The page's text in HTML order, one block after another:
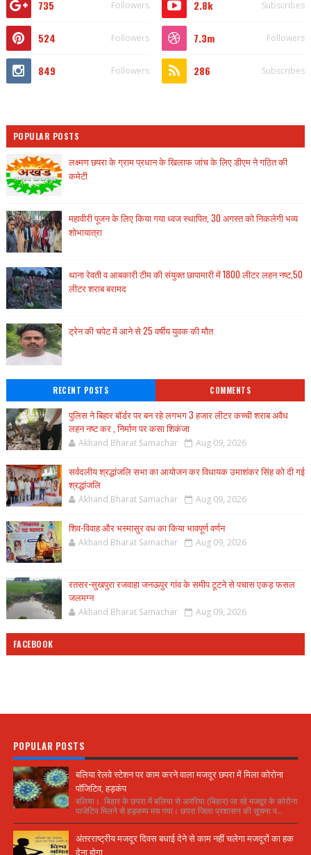
735 Followers 2.8k Subscribes
524 Followers 7.3m Followers
849 Followers 286 Subscribes
POPULAR POSTS
लक्ष्मण छपरा के ग्राम प्रधान के खिलाफ जांच के लिए डीएम ने गठित की
कमेटी
महावीरी पूजन के लिए किया गया ध्वज स्थापित, 30 अगस्त को निकलेगी भव्य
शोभायात्रा
थाना रेवती व आबकारी टीम की संयुक्त छापामारी में 1800 लीटर लहन नष्ट,50
लीटर शराब बरामद
ट्रेन की चपेट में आने से 25 वर्षीय युवक की मौत
RECENT POSTS COMMENTS
पुलिस ने बिहार बॉर्डर पर बन रहे लगभग 3 हजार लीटर कच्ची शराब अवैध
लहन नष्ट कर , निर्माण पर कसा शिकंजा
Akhand Bharat Samachar Aug 09, 2026
सर्वदलीय श्रद्धांजलि सभा का आयोजन कर विधायक उमाशंकर सिंह को दी गई
श्रद्धांजलि
Akhand Bharat Samachar Aug 09, 2026
शिव-विवाह और भस्मासुर वध का किया भावपूर्ण वर्णन
Akhand Bharat Samachar Aug 09, 2026
रतसर-सुखपुरा रजवाहा जनऊपुर गांव के समीप टूटने से पचास एकड़ फसल
जलमग्न
Akhand Bharat Samachar Aug 09, 2026
FACEBOOK
POPULAR POSTS
बलिया रेलवे स्टेशन पर काम करने वाला मजदूर छपरा में मिला कोरोना
पॉजिटिव, हड़कंप
बलिया। बिहार के छपरा में बलिया से अररिया (बिहार) जा रहे मजदूर के कोरोना
पाजेटिव मिलने से हड़कम्प मच गया। छपरा जिला प्रशासन की सूचना प...
अंतरराष्ट्रीय मजदूर दिवस बधाई देने से काम नहीं चलेगा मजदूरों का हक
देना होगा